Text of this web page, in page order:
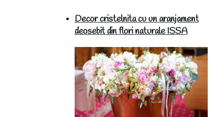
Decor cristelnita cu un aranjament
deosebit din flori naturale ISSA